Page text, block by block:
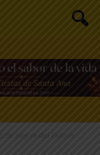
mejora del Parque